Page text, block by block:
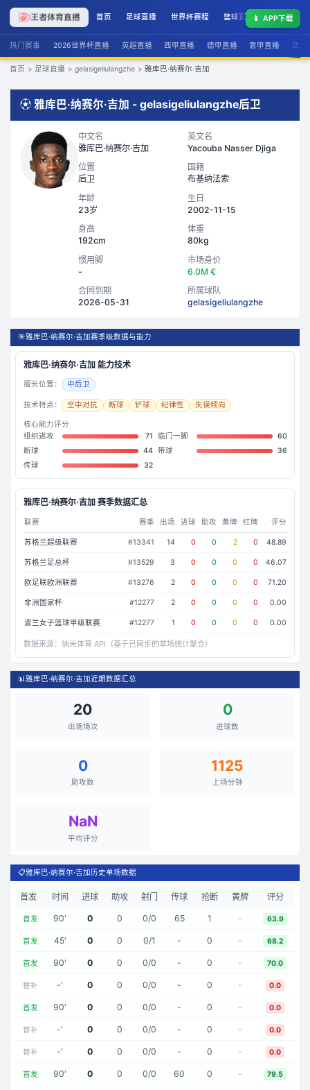
首页 足球直播 世界杯赛程 篮球直播 联赛积分
📱 APP下载
热门赛事 2026世界杯直播 英超直播 西甲直播 德甲直播 意甲直播 法甲
首页 > 足球直播 > gelasigeliulangzhe > 雅库巴·纳赛尔·吉加
⚽ 雅库巴·纳赛尔·吉加 - gelasigeliulangzhe后卫
中文名
雅库巴·纳赛尔·吉加
英文名
Yacouba Nasser Djiga
位置
后卫
国籍
布基纳法索
年龄
23岁
生日
2002-11-15
身高
192cm
体重
80kg
惯用脚
-
市场身价
6.0M €
合同到期
2026-05-31
所属球队
gelasigeliulangzhe
🎯雅库巴·纳赛尔·吉加赛季级数据与能力
雅库巴·纳赛尔·吉加能力技术
擅长位置： 中后卫
技术特点： 空中对抗 断球 铲球 纪律性 失误倾向
核心能力评分
组织进攻
71 临门一脚
60
断球
44 带球
36
传球
32
雅库巴·纳赛尔·吉加赛季数据汇总
联赛 赛季 出场 进球 助攻 黄牌 红牌 评分
苏格兰超级联赛 #13341 14 0 0 2 0 48.89
苏格兰足总杯 #13529 3 0 0 0 0 46.07
欧足联欧洲联赛 #13276 2 0 0 0 0 71.20
非洲国家杯 #12277 2 0 0 0 0 0.00
波兰女子篮球甲级联赛 #12277 1 0 0 0 0 0.00
数据来源： 纳米体育 API（基于已同步的单场统计聚合）
📊雅库巴·纳赛尔·吉加近期数据汇总
20
出场场次
0
进球数
0
助攻数
1125
上场分钟
NaN
平均评分
📋雅库巴·纳赛尔·吉加历史单场数据
首发 时间 进球 助攻 射门 传球 抢断 黄牌 评分
首发 90' 0 0 0/0 65 1 - 63.9
首发 45' 0 0 0/1 - 0 - 68.2
首发 90' 0 0 0/0 - 0 - 70.0
替补 -' 0 0 0/0 - 0 - 0.0
首发 90' 0 0 0/0 - 0 - 0.0
替补 -' 0 0 0/0 - 0 - 0.0
替补 -' 0 0 0/0 - 0 - 0.0
首发 90' 0 0 0/0 60 0 - 79.5